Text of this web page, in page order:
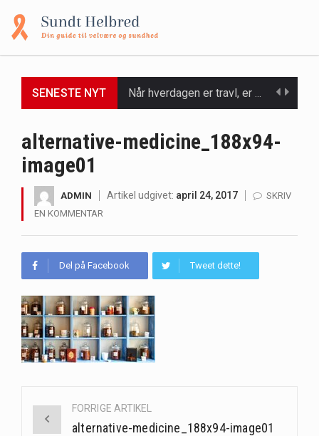
SENESTE NYT
Irritabel tyktarm (Irritable Bowel Syndrome, IBS) er en udbredt fordøjelseslidelse, der påvirker millioner af mennesker…
Massagestole er ikke længere forbeholdt luksuriøse spaer og wellnesscentre - de er nu tilgængelige til…
alternative-medicine_188x94-
image01
ADMIN Artikel udgivet: april 24, 2017
SKRIV
EN KOMMENTAR
Del på Facebook Tweet dette!
navigationFORRIGE ARTIKEL
alternative-medicine_188x94-image01